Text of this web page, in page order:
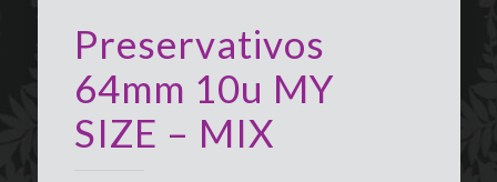
Preservativos
64mm 10u MY
SIZE – MIX